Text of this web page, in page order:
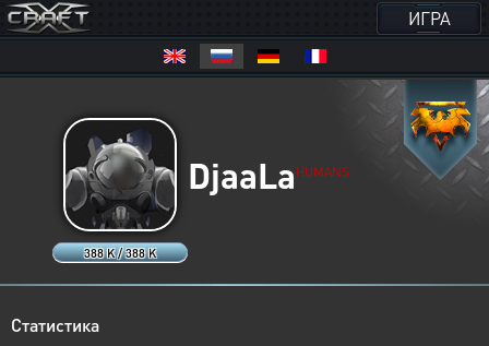
ИГРА
388 K / 388 K
DjaaLa HUMANS
Статистика